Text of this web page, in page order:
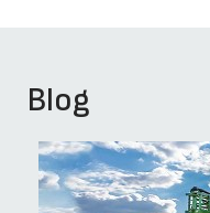
Blog